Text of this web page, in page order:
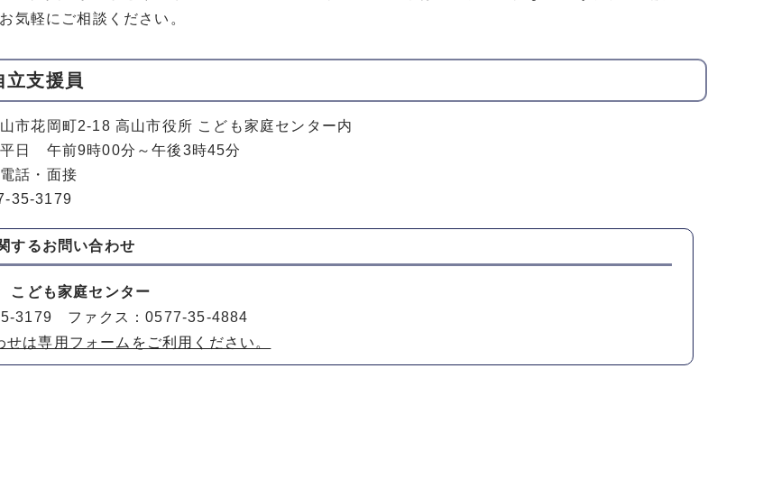
気軽にご相談ください。
立支援員
市花岡町2-18 高山市役所 こども家庭センター内
日 午前9時00分～午後3時45分
話・面接
35-3179
するお問い合わせ
こども家庭センター
3179 ファクス：0577-35-4884
せは専用フォームをご利用ください。